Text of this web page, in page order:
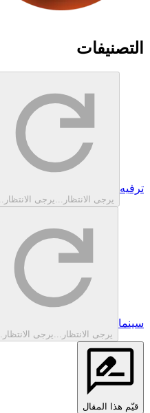
التصنيفات
ترفيه‎
يرجى الانتظار...يرجى الانتظار...
سينما
يرجى الانتظار...يرجى الانتظار...
قيّم هذا المقال